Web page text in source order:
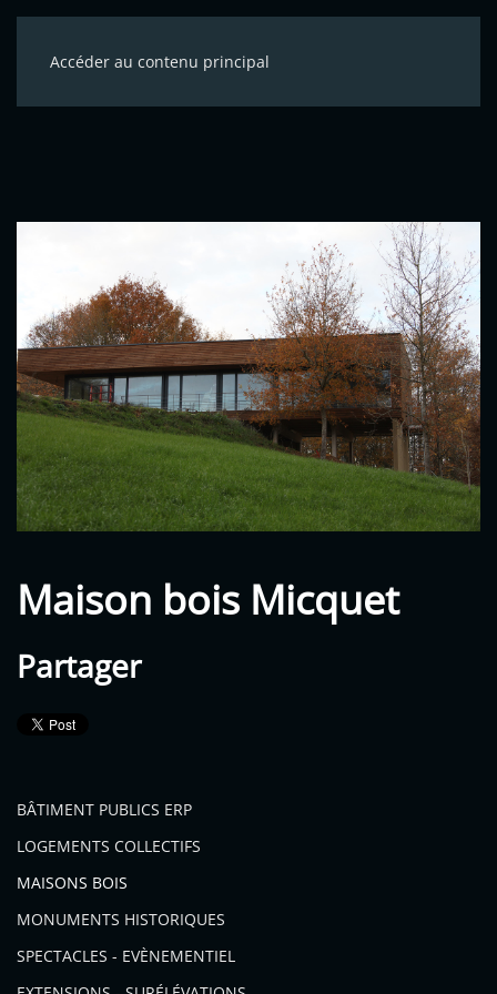
Accéder au contenu principal
Maison bois Micquet
Partager
BÂTIMENT PUBLICS ERP
LOGEMENTS COLLECTIFS
MAISONS BOIS
MONUMENTS HISTORIQUES
SPECTACLES - EVÈNEMENTIEL